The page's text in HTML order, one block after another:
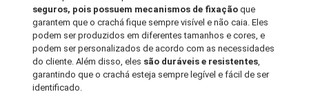
seguros, pois possuem mecanismos de fixação que
garantem que o crachá fique sempre visível e não caia. Eles
podem ser produzidos em diferentes tamanhos e cores, e
podem ser personalizados de acordo com as necessidades
do cliente. Além disso, eles são duráveis e resistentes,
garantindo que o crachá esteja sempre legível e fácil de ser
identificado.